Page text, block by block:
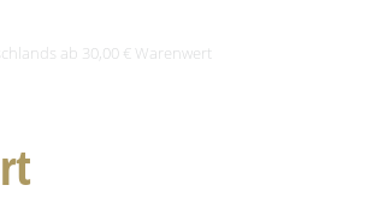
ab 30,00 € Warenwert